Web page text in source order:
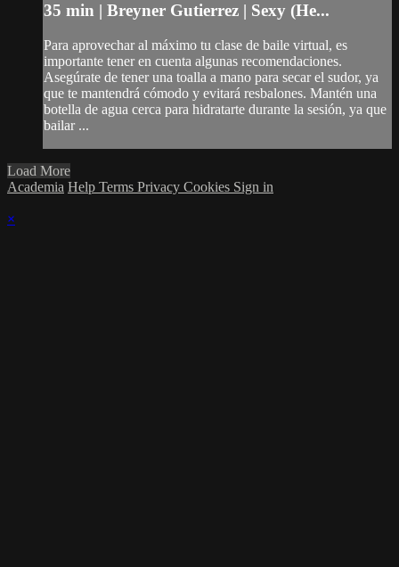
35 min | Breyner Gutierrez | Sexy (He...
Para aprovechar al máximo tu clase de baile virtual, es
importante tener en cuenta algunas recomendaciones.
Asegúrate de tener una toalla a mano para secar el sudor, ya
que te mantendrá cómodo y evitará resbalones. Mantén una
botella de agua cerca para hidratarte durante la sesión, ya que
bailar ...
Load More
Academia Help Terms Privacy Cookies Sign in
×